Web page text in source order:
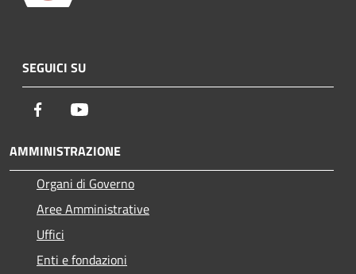
SEGUICI SU
Facebook
AMMINISTRAZIONE
Organi di Governo
Aree Amministrative
Uffici
Enti e fondazioni